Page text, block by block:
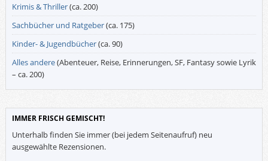
Krimis & Thriller(ca. 200)
Sachbücher und Ratgeber(ca. 175)
Kinder- & Jugendbücher(ca. 90)
Alles andere(Abenteuer, Reise, Erinnerungen, SF, Fantasy sowie Lyrik
– ca. 200)
IMMER FRISCH GEMISCHT!
Unterhalb finden Sie immer (bei jedem Seitenaufruf) neu
ausgewählte Rezensionen.